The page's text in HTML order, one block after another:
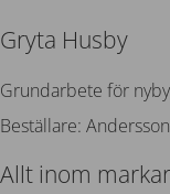
Gryta Husby
Grundarbete för
Beställare:
Allt inom